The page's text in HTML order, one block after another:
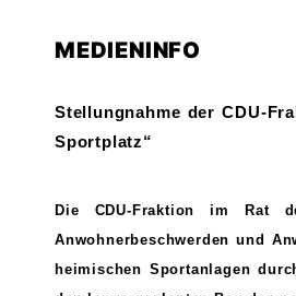
MEDIENINFO
Stellungnahme der CDU-
Sportplatz“
Die CDU-Fraktion im Rat
Anwohnerbeschwerden und
heimischen Sportanlagen